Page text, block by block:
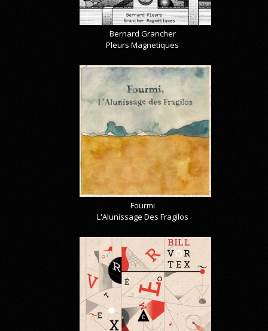
Bernard Grancher
Pleurs Magnetiques
Fourmi
L'Alunissage Des Fragilos